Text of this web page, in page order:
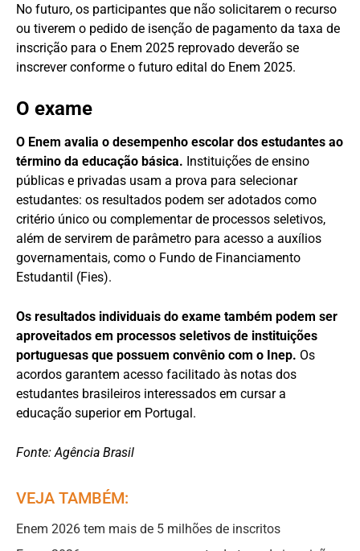
No futuro, os participantes que não solicitarem o recurso
ou tiverem o pedido de isenção de pagamento da taxa de
inscrição para o Enem 2025 reprovado deverão se
inscrever conforme o futuro edital do Enem 2025.
O exame
O Enem avalia o desempenho escolar dos estudantes ao
término da educação básica. Instituições de ensino
públicas e privadas usam a prova para selecionar
estudantes: os resultados podem ser adotados como
critério único ou complementar de processos seletivos,
além de servirem de parâmetro para acesso a auxílios
governamentais, como o Fundo de Financiamento
Estudantil (Fies).
Os resultados individuais do exame também podem ser
aproveitados em processos seletivos de instituições
portuguesas que possuem convênio com o Inep. Os
acordos garantem acesso facilitado às notas dos
estudantes brasileiros interessados em cursar a
educação superior em Portugal.
Fonte: Agência Brasil
VEJA TAMBÉM:
Enem 2026 tem mais de 5 milhões de inscritos